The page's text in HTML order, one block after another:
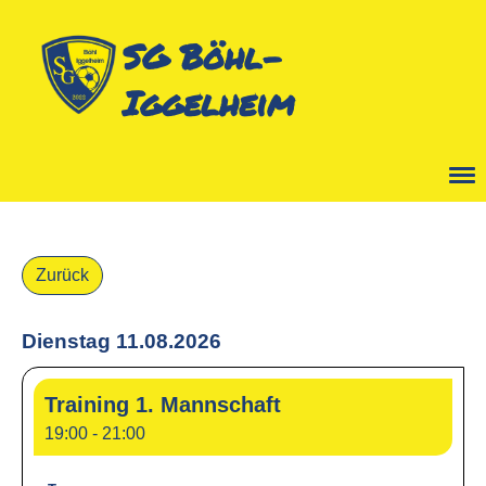
SG Böhl-
Iggelheim
Zurück
Dienstag 11.08.2026
Training 1. Mannschaft
19:00 - 21:00